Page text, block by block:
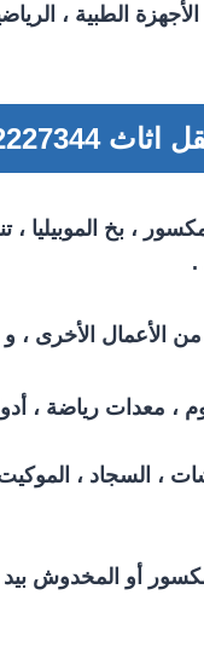
الطبية ،
52227344
، بخ الموبيليا
.
الأعمال الأخرى ،
، معدات رياضة ،
، السجاد ،
أو المخدوش